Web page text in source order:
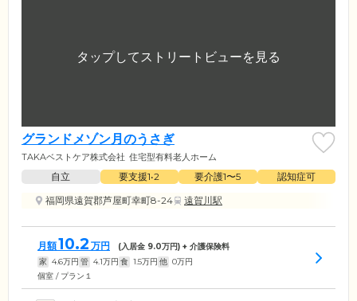
グランドメゾン月のうさぎ
TAKAベストケア株式会社 住宅型有料老人ホーム
自立 要支援1•2 要介護1〜5
認知症可
福岡県遠賀郡芦屋町幸町8-24
遠賀川駅
月額10.2 万円 (入居金 9.0万円) + 介護保険料
家 4.6万円 管 4.1万円 食 1.5万円 他 0万円
個室 / プラン１